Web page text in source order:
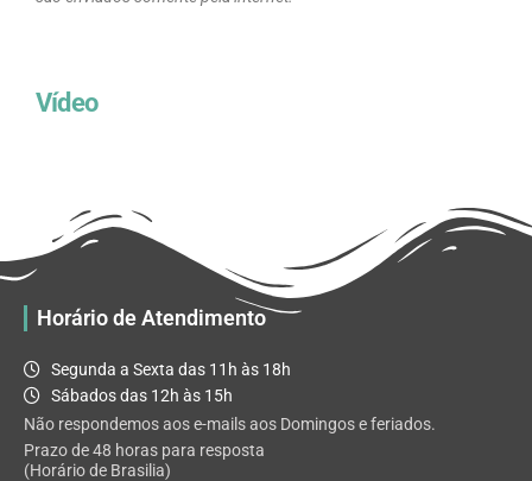
Vídeo
Horário de Atendimento
Segunda a Sexta das 11h às 18h
Sábados das 12h às 15h
Não respondemos aos e-mails aos Domingos e feriados.
Prazo de 48 horas para resposta
(Horário de Brasilia)